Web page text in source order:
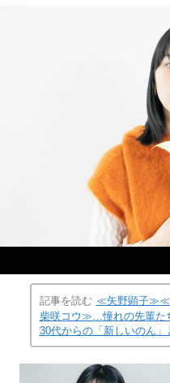
記事を読む ≪矢野顕子
柴咲コウ≫…憧れの先輩た
30代からの「新しいのん」